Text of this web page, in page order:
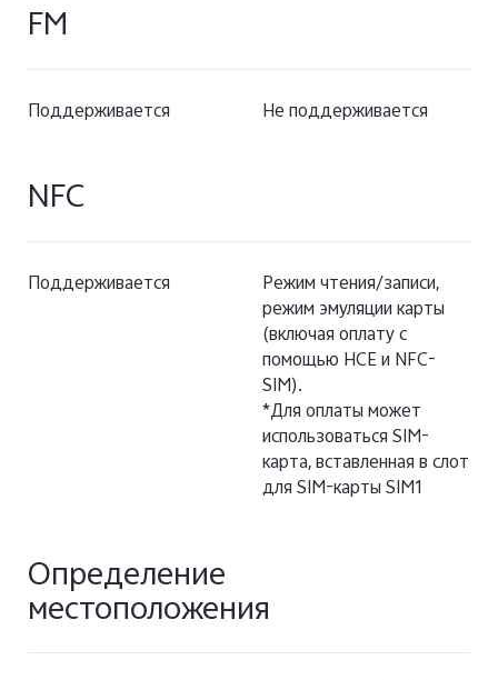
FM
Поддерживается Не поддерживается
NFC
Поддерживается
Режим чтения/записи,
режим эмуляции карты
(включая оплату с
помощью HCE и NFC-
SIM).
*Для оплаты может
использоваться SIM-
карта, вставленная в слот
для SIM-карты SIM1
Определение
местоположения